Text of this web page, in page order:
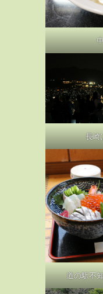
長崎
道の駅不